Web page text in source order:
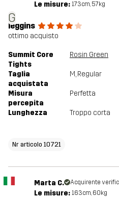
G
Le misure: 173cm, 57kg
leggins
ottimo acquisto
Summit Core
Tights
Rosin Green
Taglia
acquistata
M, Regular
Misura
percepita
Perfetta
Lunghezza Troppo corta
Nr articolo 10721
Marta C. Acquirente
Le misure: 163cm, 60kg